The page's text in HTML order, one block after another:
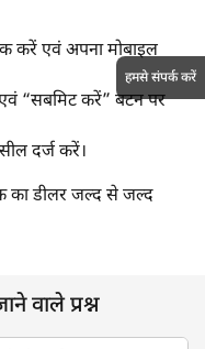
करें एवं अपना मोबाइल
“सबमिट करें” बटन पर
दर्ज करें।
का डीलर जल्द से जल्द
वाले प्रश्न
हमसे संपर्क करें